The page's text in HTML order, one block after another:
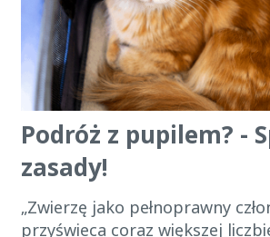
Podróż z pupilem? -
zasady!
„Zwierzę jako pełnoprawny
przyświeca coraz większej